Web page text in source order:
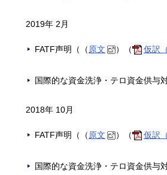
2019年 2月
FATF声明（（ 原文 ）（ 仮訳
国際的な資金洗浄・テロ資金供与
2018年 10月
FATF声明（（ 原文 ）（ 仮訳
国際的な資金洗浄・テロ資金供与